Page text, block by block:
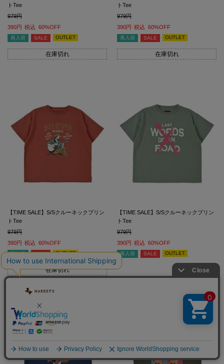
トTee
979
390
税込 60%OFF
再入荷 SALE OUTLET
在庫切れ
トTee
979
390
税込 60%OFF
再入荷 SALE OUTLET
在庫切れ
【TIME SALE】S/Sクルーネックプリン
トTee
979
390
税込 60%OFF
再入荷 SALE OUTLET
在庫切れ
【TIME SALE】S/Sクルーネックプリン
トTee
979
390
税込 60%OFF
再入荷 SALE OUTLET